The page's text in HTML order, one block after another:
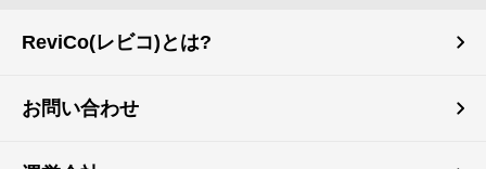
ReviCo(レビコ)とは?
お問い合わせ